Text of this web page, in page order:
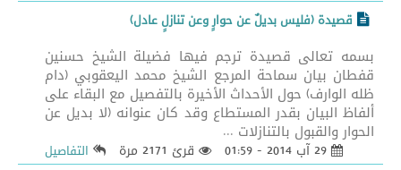
قصيدة (فليس بديلٌ عن حوارٍ وعن تنازلٍ عادل)
بسمه تعالى قصيدة ترجم فيها فضيلة الشيخ حسنين
قفطان بيان سماحة المرجع الشيخ محمد اليعقوبي (دام
ظله الوارف) حول الأحداث الأخيرة بالتفصيل مع البقاء على
ألفاظ البيان بقدر المستطاع وقد كان عنوانه (لا بديل عن
الحوار والقبول بالتنازلات ...
قرئ 2171 مرة التفاصيل